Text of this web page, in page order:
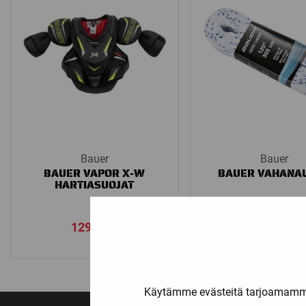
Käytämme evästeitä
Bauer
BAUER VAPOR X-W
HARTIASUOJAT
129,00
Bauer
BAUER